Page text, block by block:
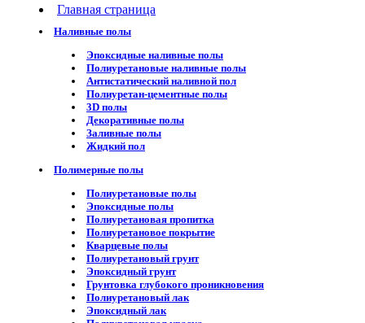
Главная страница
Наливные полы
Эпоксидные наливные полы
Полиуретановые наливные полы
Антистатический наливной пол
Полиуретан-цементные полы
3D полы
Декоративные полы
Заливные полы
Жидкий пол
Полимерные полы
Полиуретановые полы
Эпоксидные полы
Полиуретановая пропитка
Полиуретановое покрытие
Кварцевые полы
Полиуретановый грунт
Эпоксидный грунт
Грунтовка глубокого проникновения
Полиуретановый лак
Эпоксидный лак